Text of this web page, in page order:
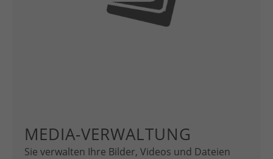
MEDIA-VERWALTUNG
Sie verwalten Ihre Bilder, Videos und Dateien